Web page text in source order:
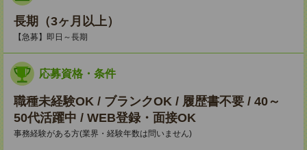
長期（3ヶ月以上）
【急募】即日～長期
応募資格・条件
職種未経験OK / ブランクOK / 履歴書不要 / 40～
50代活躍中 / WEB登録・面接OK
事務経験がある方(業界・経験年数は問いません)